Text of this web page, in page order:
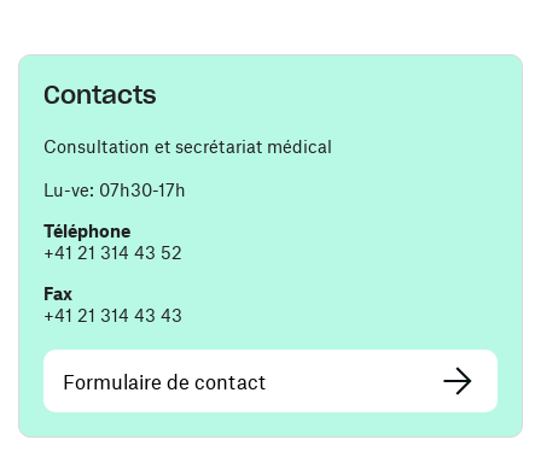
Contacts
Consultation et secrétariat médical
Lu-ve: 07h30-17h
Téléphone
+41 21 314 43 52
Fax
+41 21 314 43 43
Formulaire de contact